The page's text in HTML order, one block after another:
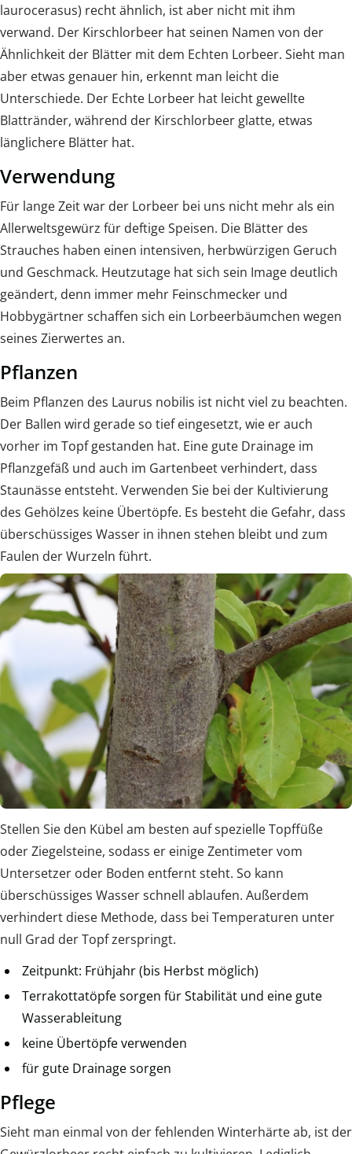
laurocerasus) recht ähnlich, ist aber nicht mit ihm
verwand. Der Kirschlorbeer hat seinen Namen von der
Ähnlichkeit der Blätter mit dem Echten Lorbeer. Sieht man
aber etwas genauer hin, erkennt man leicht die
Unterschiede. Der Echte Lorbeer hat leicht gewellte
Blattränder, während der Kirschlorbeer glatte, etwas
länglichere Blätter hat.
Verwendung
Für lange Zeit war der Lorbeer bei uns nicht mehr als ein
Allerweltsgewürz für deftige Speisen. Die Blätter des
Strauches haben einen intensiven, herbwürzigen Geruch
und Geschmack. Heutzutage hat sich sein Image deutlich
geändert, denn immer mehr Feinschmecker und
Hobbygärtner schaffen sich ein Lorbeerbäumchen wegen
seines Zierwertes an.
Pflanzen
Beim Pflanzen des Laurus nobilis ist nicht viel zu beachten.
Der Ballen wird gerade so tief eingesetzt, wie er auch
vorher im Topf gestanden hat. Eine gute Drainage im
Pflanzgefäß und auch im Gartenbeet verhindert, dass
Staunässe entsteht. Verwenden Sie bei der Kultivierung
des Gehölzes keine Übertöpfe. Es besteht die Gefahr, dass
überschüssiges Wasser in ihnen stehen bleibt und zum
Faulen der Wurzeln führt.
Stellen Sie den Kübel am besten auf spezielle Topffüße
oder Ziegelsteine, sodass er einige Zentimeter vom
Untersetzer oder Boden entfernt steht. So kann
überschüssiges Wasser schnell ablaufen. Außerdem
verhindert diese Methode, dass bei Temperaturen unter
null Grad der Topf zerspringt.
Zeitpunkt: Frühjahr (bis Herbst möglich)
Terrakottatöpfe sorgen für Stabilität und eine gute
Wasserableitung
keine Übertöpfe verwenden
für gute Drainage sorgen
Pflege
Sieht man einmal von der fehlenden Winterhärte ab, ist der